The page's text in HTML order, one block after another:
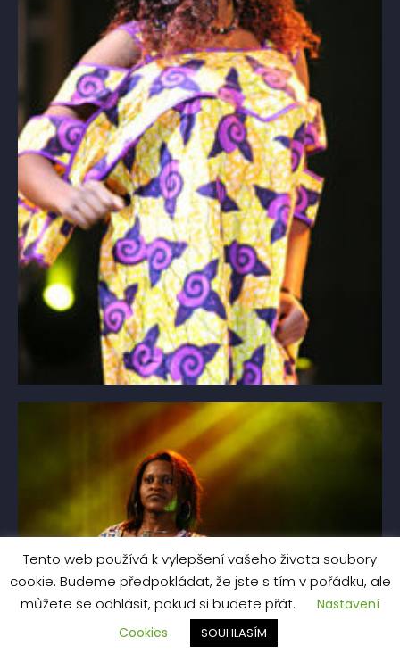
Tento web používá k vylepšení vašeho života soubory
cookie. Budeme předpokládat, že jste s tím v pořádku, ale
můžete se odhlásit, pokud si budete přát.
Nastavení
Cookies
SOUHLASÍM